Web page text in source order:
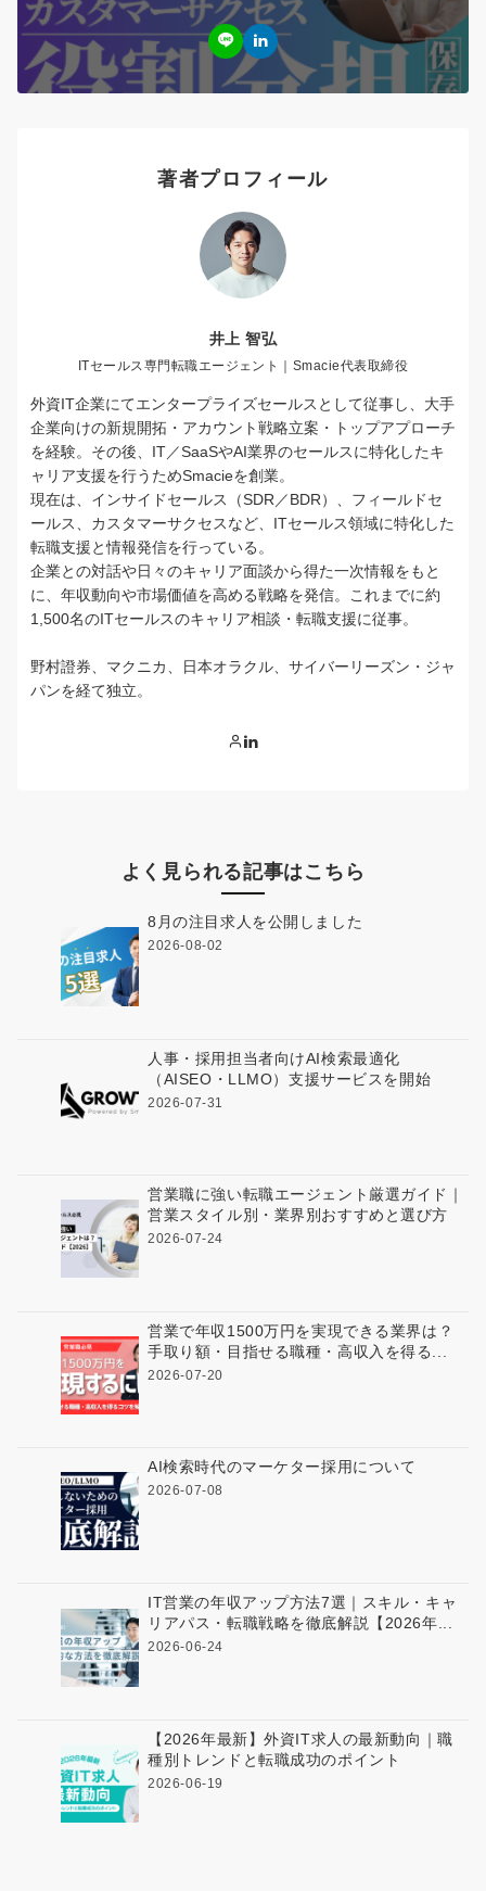
著者プロフィール
井上 智弘
ITセールス専門転職エージェント｜Smacie代表取締役
外資IT企業にてエンタープライズセールスとして従事し、大手
企業向けの新規開拓・アカウント戦略立案・トップアプローチ
を経験。その後、IT／SaaSやAI業界のセールスに特化したキ
ャリア支援を行うためSmacieを創業。
現在は、インサイドセールス（SDR／BDR）、フィールドセ
ールス、カスタマーサクセスなど、ITセールス領域に特化した
転職支援と情報発信を行っている。
企業との対話や日々のキャリア面談から得た一次情報をもと
に、年収動向や市場価値を高める戦略を発信。これまでに約
1,500名のITセールスのキャリア相談・転職支援に従事。
野村證券、マクニカ、日本オラクル、サイバーリーズン・ジャ
パンを経て独立。
よく見られる記事はこちら
8月の注目求人を公開しました
2026-08-02
人事・採用担当者向けAI検索最適化
（AISEO・LLMO）支援サービスを開始
2026-07-31
営業職に強い転職エージェント厳選ガイド｜
営業スタイル別・業界別おすすめと選び方
2026-07-24
営業で年収1500万円を実現できる業界は？
手取り額・目指せる職種・高収入を得る...
2026-07-20
AI検索時代のマーケター採用について
2026-07-08
IT営業の年収アップ方法7選｜スキル・キャ
リアパス・転職戦略を徹底解説【2026年...
2026-06-24
【2026年最新】外資IT求人の最新動向｜職
種別トレンドと転職成功のポイント
2026-06-19